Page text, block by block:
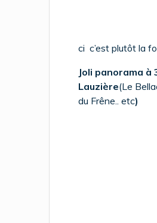
ci c’est plutôt la
Joli panorama à
Lauzière(Le
du Frêne.. etc)